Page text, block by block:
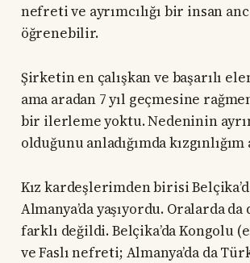
nefreti ve ayrımcılığı bir insan
öğrenebilir.
Şirketin en çalışkan ve başarılı
ama aradan 7 yıl geçmesine
bir ilerleme yoktu. Nedeninin
olduğunu anladığımda
Kız kardeşlerimden birisi
Almanya’da yaşıyordu. Oralarda
farklı değildi. Belçika’da Kongolu
ve Faslı nefreti; Almanya’da da